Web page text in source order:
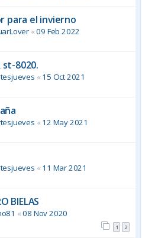
para el invierno
«09 Feb 2022
st-8020.
« 15 Oct 2021
« 12 May 2021
« 11 Mar 2021
BIELAS
«08 Nov 2020
1 2